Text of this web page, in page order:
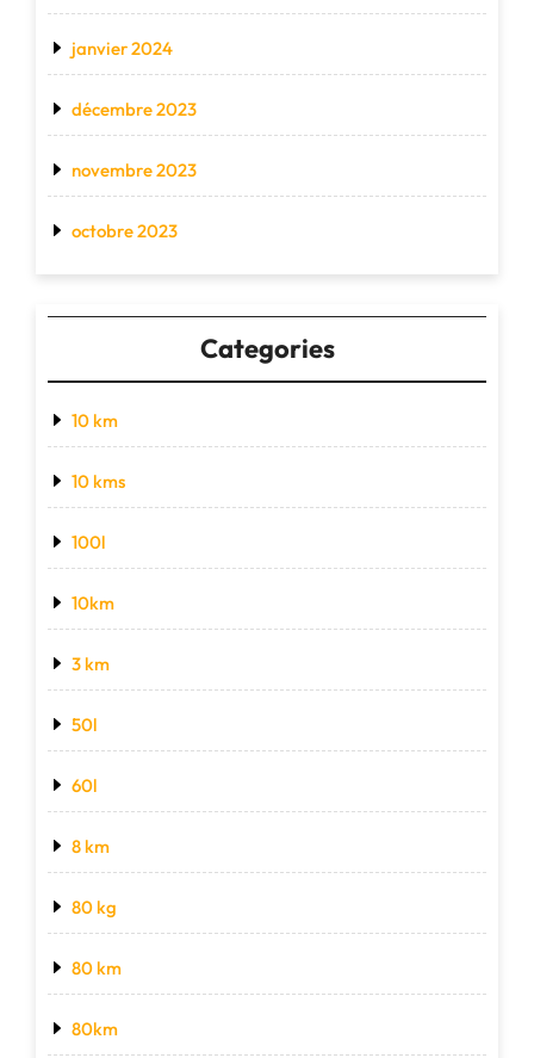
janvier 2024
décembre 2023
novembre 2023
octobre 2023
Categories
10 km
10 kms
100l
10km
3 km
50l
60l
8 km
80 kg
80 km
80km